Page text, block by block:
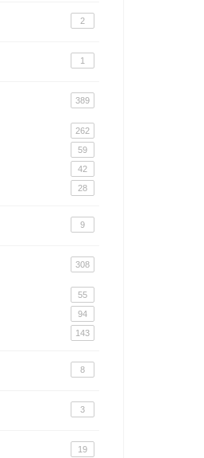
2
1
389
262
59
42
28
9
308
55
94
143
8
3
19